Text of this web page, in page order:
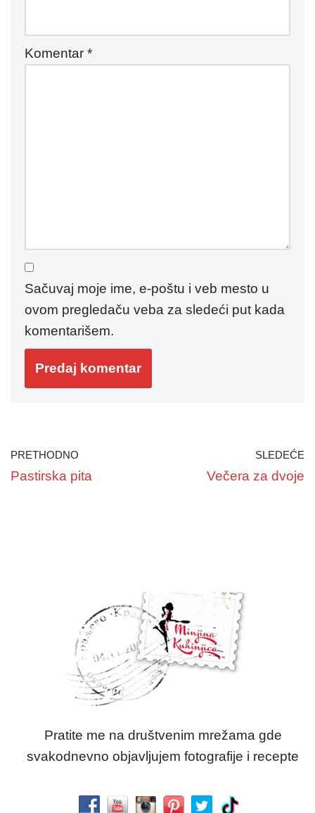
Komentar *
Sačuvaj moje ime, e-poštu i veb mesto u
ovom pregledaču veba za sledeći put kada
komentarišem.
PRETHODNO
Pastirska pita
SLEDEĆE
Večera za dvoje
Pratite me na društvenim mrežama gde
svakodnevno objavljujem fotografije i recepte